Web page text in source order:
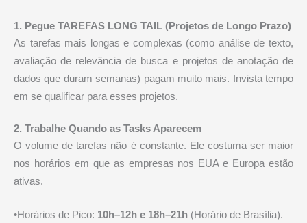
1. Pegue TAREFAS LONG TAIL (Projetos de Longo Prazo)
As tarefas mais longas e complexas (como análise de texto,
avaliação de relevância de busca e projetos de anotação de
dados que duram semanas) pagam muito mais. Invista tempo
em se qualificar para esses projetos.
2. Trabalhe Quando as Tasks Aparecem
O volume de tarefas não é constante. Ele costuma ser maior
nos horários em que as empresas nos EUA e Europa estão
ativas.
•Horários de Pico: 10h–12h e 18h–21h (Horário de Brasília).